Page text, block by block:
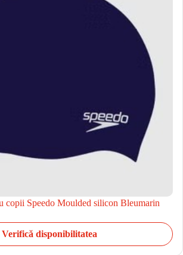
copii Speedo Moulded silicon Bleumarin
Verifică disponibilitatea